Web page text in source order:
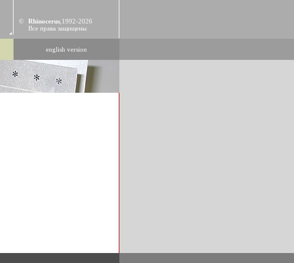
© Rhinocerus ,1992-2026
Все права защищены
english version